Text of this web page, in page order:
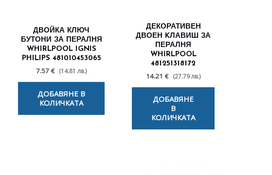
ДВОЙКА КЛЮЧ
БУТОНИ ЗА ПЕРАЛНЯ
WHIRLPOOL IGNIS
PHILIPS 481010453065
7.57 € (14.81 лв.)
ДОБАВЯНЕ В
КОЛИЧКАТА
ДЕКОРАТИВЕН
ДВОЕН KЛАВИШ ЗА
ПЕРАЛНЯ
WHIRLPOOL
481251318172
14.21 € (27.79 лв.)
ДОБАВЯНЕ
В
КОЛИЧКАТА